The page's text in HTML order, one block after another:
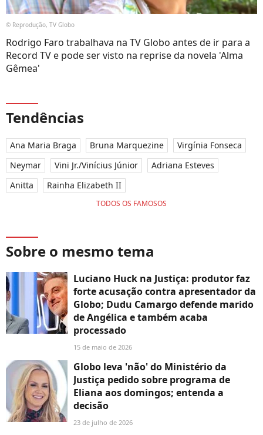
© Reprodução, TV Globo
Rodrigo Faro trabalhava na TV Globo antes de ir para a
Record TV e pode ser visto na reprise da novela 'Alma
Gêmea'
Tendências
Ana Maria Braga Bruna Marquezine
Virgínia Fonseca
Neymar
Vini Jr./Vinícius Júnior
Adriana Esteves
Anitta
Rainha Elizabeth II
TODOS OS FAMOSOS
Sobre o mesmo tema
Luciano Huck na Justiça: produtor faz
forte acusação contra apresentador da
Globo; Dudu Camargo defende marido
de Angélica e também acaba
processado
15 de maio de 2026
Globo leva 'não' do Ministério da
Justiça pedido sobre programa de
Eliana aos domingos; entenda a
decisão
23 de julho de 2026